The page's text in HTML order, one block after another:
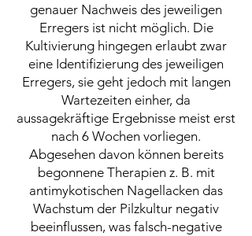
genauer Nachweis des jeweiligen
Erregers ist nicht möglich. Die
Kultivierung hingegen erlaubt zwar
eine Identifizierung des jeweiligen
Erregers, sie geht jedoch mit langen
Wartezeiten einher, da
aussagekräftige Ergebnisse meist erst
nach 6 Wochen vorliegen.
Abgesehen davon können bereits
begonnene Therapien z. B. mit
antimykotischen Nagellacken das
Wachstum der Pilzkultur negativ
beeinflussen, was falsch-negative